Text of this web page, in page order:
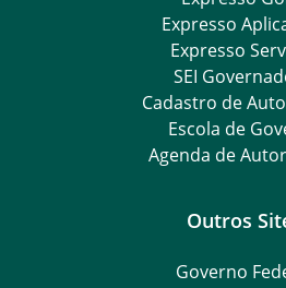
Expresso
Expresso
SEI
Cadastro de
Escola de
Agenda de
Outros
Governo